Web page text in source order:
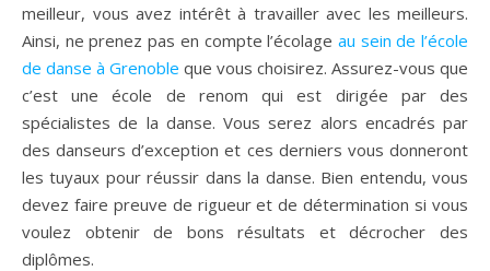
meilleur, vous avez intérêt à travailler avec les meilleurs.
Ainsi, ne prenez pas en compte l’écolage au sein de l’école
de danse à Grenoble que vous choisirez. Assurez-vous que
c’est une école de renom qui est dirigée par des
spécialistes de la danse. Vous serez alors encadrés par
des danseurs d’exception et ces derniers vous donneront
les tuyaux pour réussir dans la danse. Bien entendu, vous
devez faire preuve de rigueur et de détermination si vous
voulez obtenir de bons résultats et décrocher des
diplômes.